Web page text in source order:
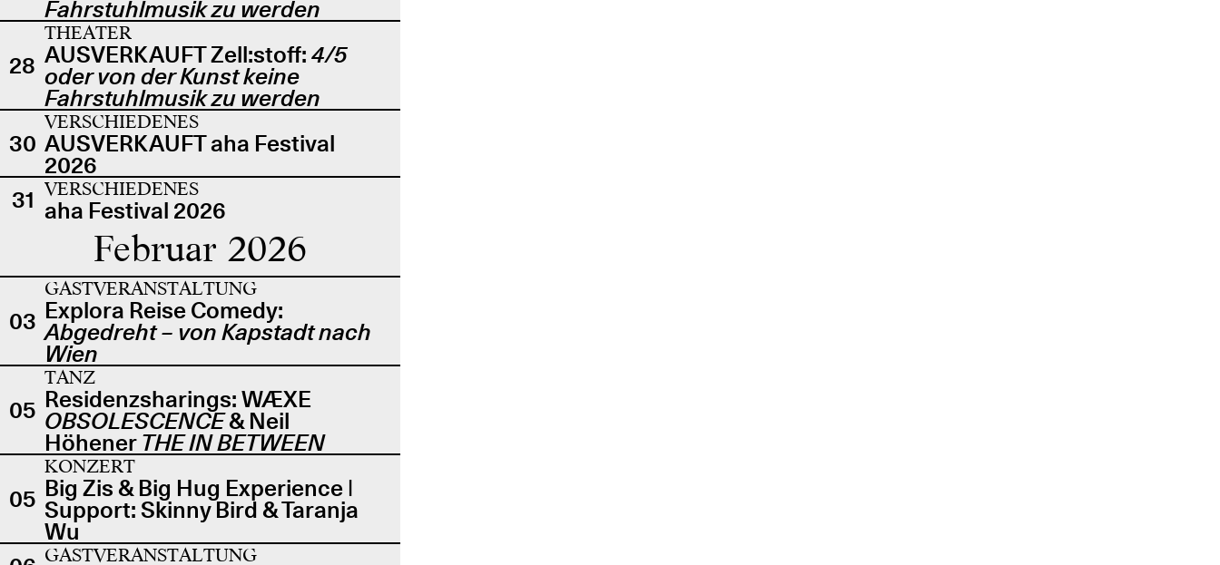
Fahrstuhlmusik zu werden
28
THEATER
AUSVERKAUFT Zell:stoff: 4/5
oder von der Kunst keine
Fahrstuhlmusik zu werden
30
VERSCHIEDENES
AUSVERKAUFT aha Festival
2026
31 VERSCHIEDENES
aha Festival 2026
Februar 2026
03
GASTVERANSTALTUNG
Explora Reise Comedy:
Abgedreht – von Kapstadt nach
Wien
05
TANZ
Residenzsharings: WÆXE
OBSOLESCENCE& Neil
Höhener THE IN BETWEEN
05
KONZERT
Big Zis & Big Hug Experience |
Support: Skinny Bird & Taranja
Wu
GASTVERANSTALTUNG